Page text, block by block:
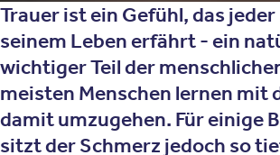
Trauer ist ein Gefühl, das jeder
seinem Leben erfährt - ein
wichtiger Teil der
meisten Menschen lernen mit
damit umzugehen. Für einige
sitzt der Schmerz jedoch so